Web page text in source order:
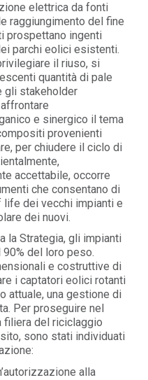
elettrica da fonti
raggiungimento del fine
prospettano ingenti
parchi eolici esistenti.
il riuso, si
quantità di pale
gli stakeholder
e sinergico il tema
provenienti
per chiudere il ciclo di
accettabile, occorre
che consentano di
life dei vecchi impianti e
dei nuovi.
la Strategia, gli impianti
del loro peso.
e costruttive di
i captatori eolici rotanti
attuale, una gestione di
Per proseguire nel
filiera del riciclaggio
sono stati individuati
alla